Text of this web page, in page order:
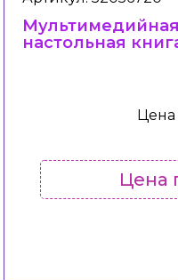
настольная
Цена
Цена